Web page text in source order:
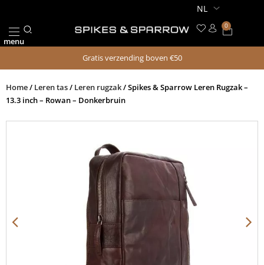
de
inhoud
menu
0
Gratis verzending boven €50
Home/ Leren tas/ Leren rugzak/ Spikes & Sparrow Leren Rugzak –
13.3 inch – Rowan – Donkerbruin